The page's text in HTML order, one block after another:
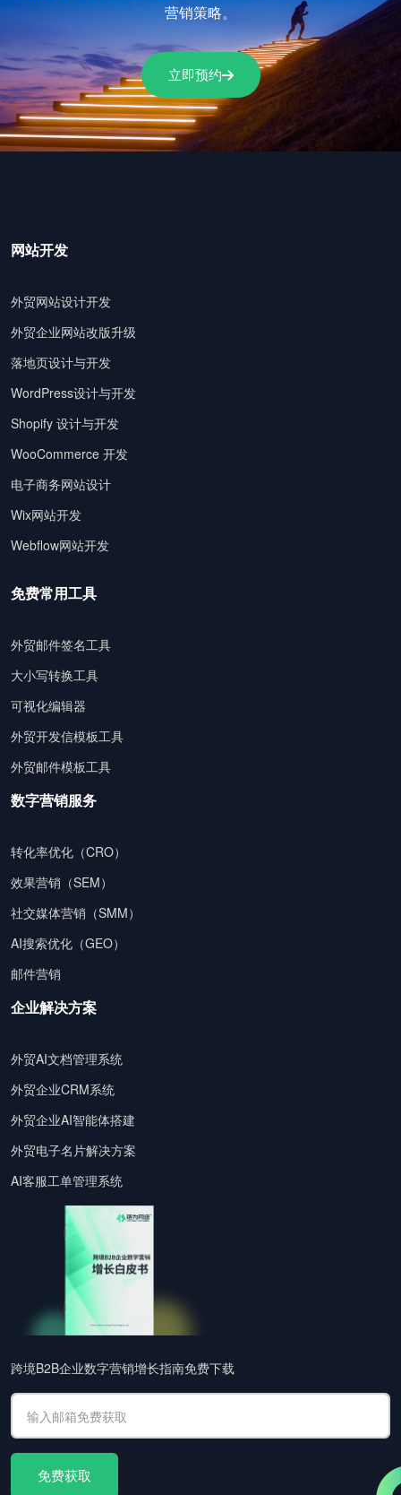
营销策略。
立即预约
网站开发
外贸网站设计开发
外贸企业网站改版升级
落地页设计与开发
WordPress设计与开发
Shopify 设计与开发
WooCommerce 开发
电子商务网站设计
Wix网站开发
Webflow网站开发
免费常用工具
外贸邮件签名工具
大小写转换工具
可视化编辑器
外贸开发信模板工具
外贸邮件模板工具
数字营销服务
转化率优化（CRO）
效果营销（SEM）
社交媒体营销（SMM）
AI搜索优化（GEO）
邮件营销
企业解决方案
外贸AI文档管理系统
外贸企业CRM系统
外贸企业AI智能体搭建
外贸电子名片解决方案
AI客服工单管理系统
跨境B2B企业数字营销增长指南免费下载